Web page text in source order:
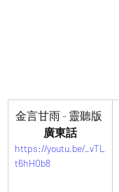
金言甘雨 - 靈聽版
廣東話
https://youtu.be/_vTL
t6hH0b8